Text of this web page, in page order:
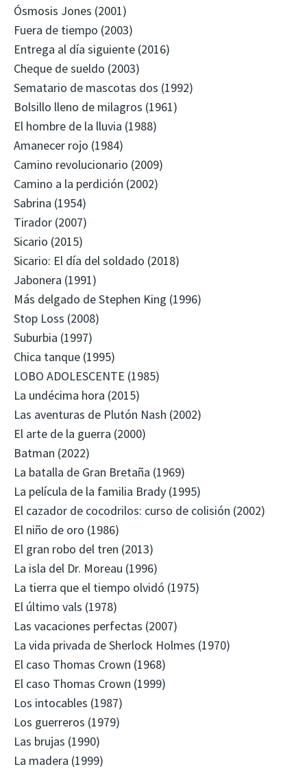
Ósmosis Jones (2001)
Fuera de tiempo (2003)
Entrega al día siguiente (2016)
Cheque de sueldo (2003)
Sematario de mascotas dos (1992)
Bolsillo lleno de milagros (1961)
El hombre de la lluvia (1988)
Amanecer rojo (1984)
Camino revolucionario (2009)
Camino a la perdición (2002)
Sabrina (1954)
Tirador (2007)
Sicario (2015)
Sicario: El día del soldado (2018)
Jabonera (1991)
Más delgado de Stephen King (1996)
Stop Loss (2008)
Suburbia (1997)
Chica tanque (1995)
LOBO ADOLESCENTE (1985)
La undécima hora (2015)
Las aventuras de Plutón Nash (2002)
El arte de la guerra (2000)
Batman (2022)
La batalla de Gran Bretaña (1969)
La película de la familia Brady (1995)
El cazador de cocodrilos: curso de colisión (2002)
El niño de oro (1986)
El gran robo del tren (2013)
La isla del Dr. Moreau (1996)
La tierra que el tiempo olvidó (1975)
El último vals (1978)
Las vacaciones perfectas (2007)
La vida privada de Sherlock Holmes (1970)
El caso Thomas Crown (1968)
El caso Thomas Crown (1999)
Los intocables (1987)
Los guerreros (1979)
Las brujas (1990)
La madera (1999)